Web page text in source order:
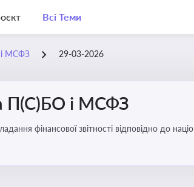
Всі Теми
і МСФЗ 29-03-2026
П(С)БО і МСФЗ
фінансової звітності відповідно до